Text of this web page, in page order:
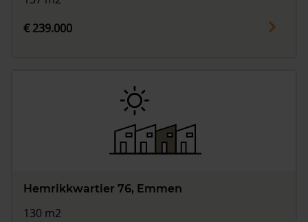
€ 239.000
Hemrikkwartier 76, Emmen
130 m2